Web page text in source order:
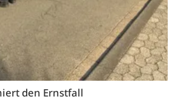
den Ernstfall